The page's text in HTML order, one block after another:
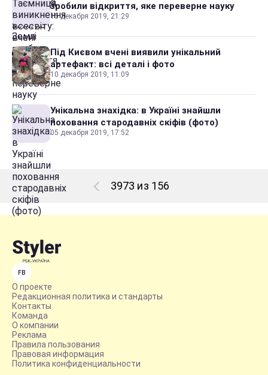
зробили відкриття, яке переверне науку
15 декабря 2019, 21:29
Під Києвом вчені виявили унікальний
артефакт: всі деталі і фото
10 декабря 2019, 11:09
Унікальна знахідка: в Україні знайшли
поховання стародавніх скіфів (фото)
05 декабря 2019, 17:52
3973 из 156
FB
О проекте
Редакционная политика и стандарты
Контакты
Команда
О компании
Реклама
Правила пользования
Правовая информация
Политика конфиденциальности